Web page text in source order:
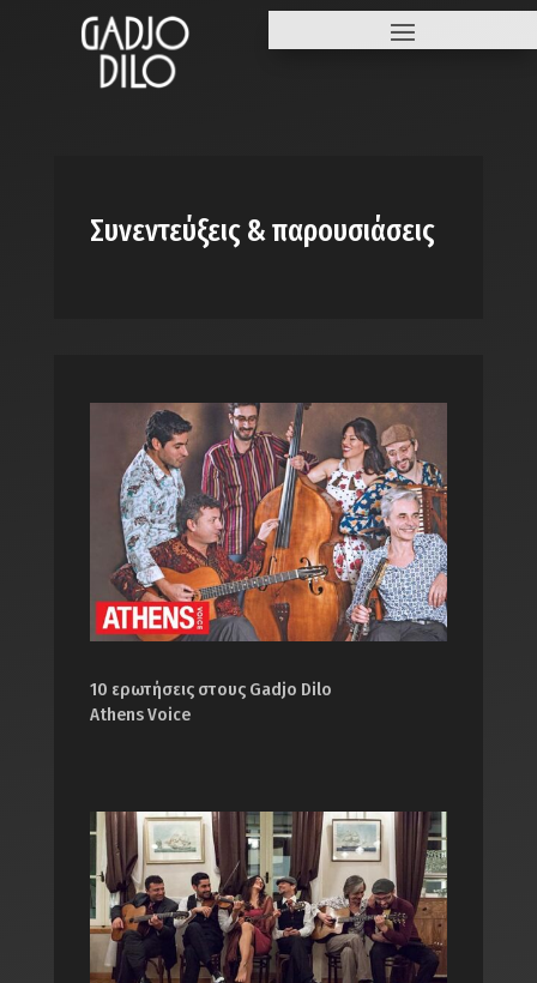
Συνεντεύξεις & παρουσιάσεις
10 ερωτήσεις στους Gadjo Dilo
Athens Voice